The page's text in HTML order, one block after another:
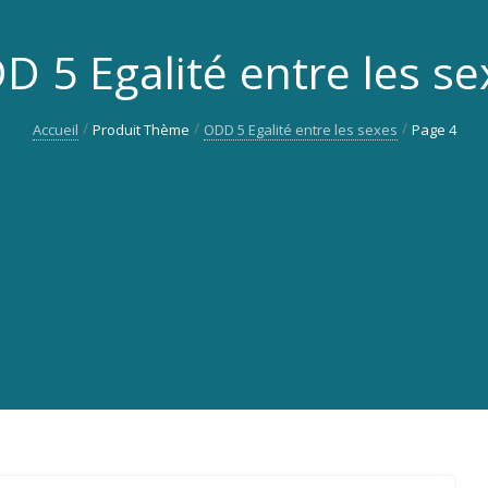
5 Egalité entre les
Accueil Produit Thème ODD 5 Egalité entre les sexes Page 4